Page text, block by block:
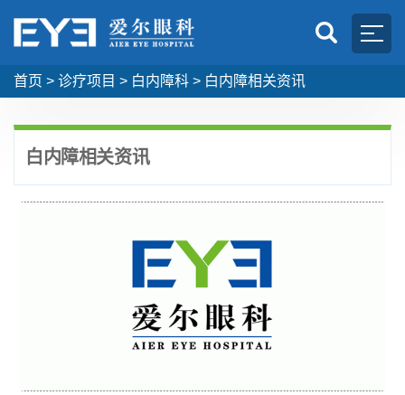
首页 > 诊疗项目 > 白内障科 > 白内障相关资讯
白内障相关资讯